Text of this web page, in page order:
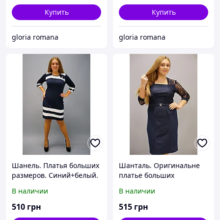
Купить
gloria romana
Купить
gloria romana
Шанель. Платья больших
размеров. Синий+белый.
В наличии
510 грн
Шанталь. Оригинальне
платье больших
В наличии
515 грн